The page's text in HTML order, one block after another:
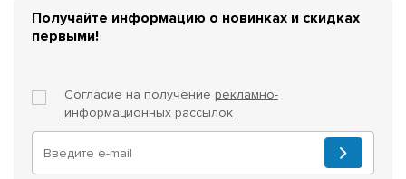
Получайте информацию о новинках и скидках
первыми!
Согласие на получение рекламно-
информационных рассылок